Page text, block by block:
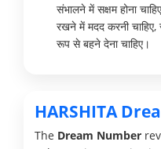
संभालने में सक्षम होना
रखने में मदद करनी
रूप से बहने देना चाहिए।
HARSHITA
The Dream Number